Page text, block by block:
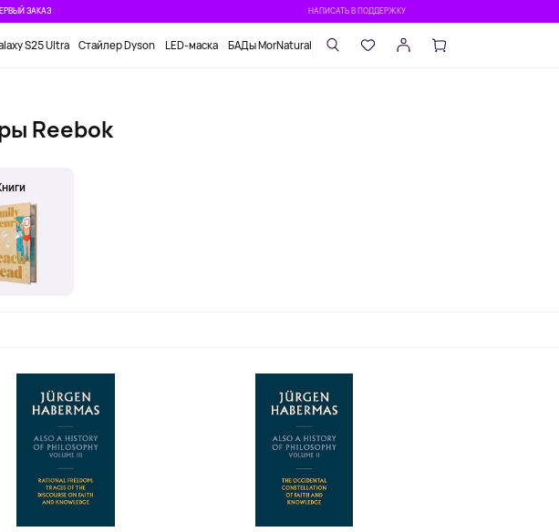
ЗАКАЗ НАПИСАТЬ В ПОДДЕРЖКУ
S25 Ultra Стайлер Dyson LED-маска БАДы MorNatural
Reebok